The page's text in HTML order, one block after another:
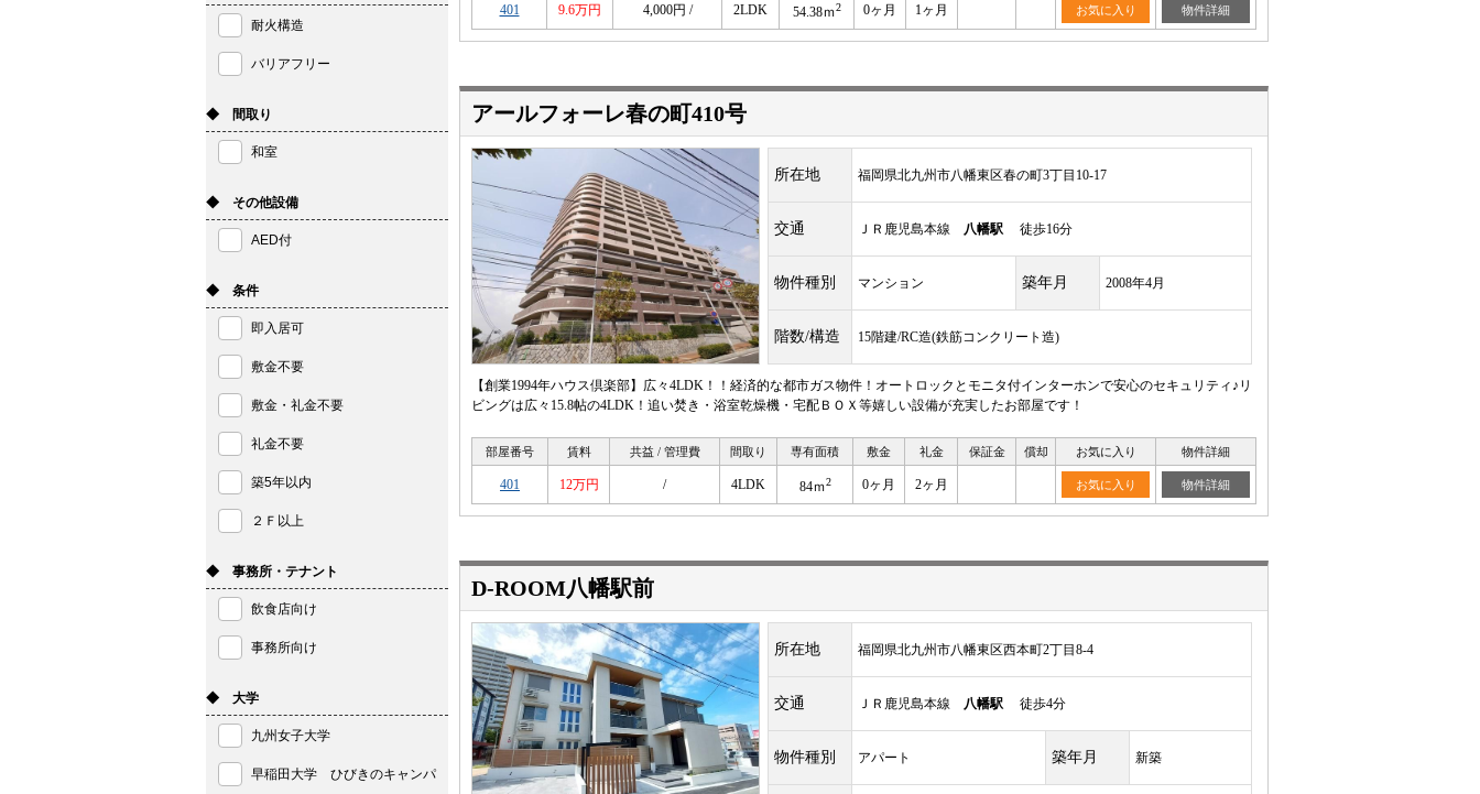
401 9.6万円 4,000円 / 2LDK 54.38ｍ2 0ヶ月 1ヶ月 お気に入り 物件詳細
アールフォーレ春の町410号
所在地 福岡県北九州市八幡東区春の町3丁目10-17
交通 ＪＲ鹿児島本線 八幡駅 徒歩16分
物件種別 マンション 築年月 2008年4月
階数/構造 15階建/RC造(鉄筋コンクリート造)
【創業1994年ハウス倶楽部】広々4LDK！！経済的な都市ガス物件！オートロックとモニタ付インターホンで安心のセキュリティ♪リ
ビングは広々15.8帖の4LDK！追い焚き・浴室乾燥機・宅配ＢＯＸ等嬉しい設備が充実したお部屋です！
部屋番号 賃料 共益 / 管理費 間取り 専有面積 敷金 礼金 保証金 償却 お気に入り 物件詳細
401 12万円 / 4LDK 84ｍ2 0ヶ月 2ヶ月 お気に入り 物件詳細
D-ROOM八幡駅前
所在地 福岡県北九州市八幡東区西本町2丁目8-4
交通 ＪＲ鹿児島本線 八幡駅 徒歩4分
物件種別 アパート 築年月 新築
耐火構造
バリアフリー
◆ 間取り
和室
◆ その他設備
AED付
◆ 条件
即入居可
敷金不要
敷金・礼金不要
礼金不要
築5年以内
２Ｆ以上
◆ 事務所・テナント
飲食店向け
事務所向け
◆ 大学
九州女子大学
早稲田大学 ひびきのキャンパ